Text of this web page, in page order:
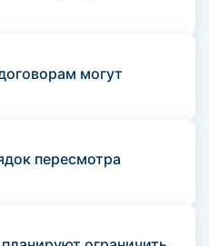
могут
пересмотра